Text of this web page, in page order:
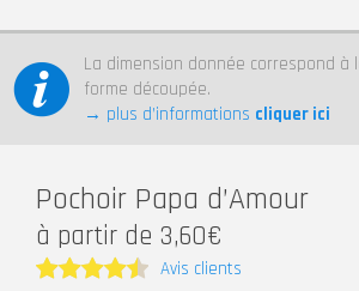
La dimension donnée correspond à
forme découpée.
→ plus d’informations cliquer ici
Pochoir Papa d’Amour
à partir de 3,60€
Avis clients